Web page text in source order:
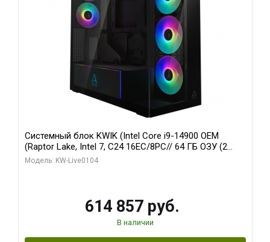
Системный блок KWIK (Intel Core i9-14900 OEM
(Raptor Lake, Intel 7, C24 16EC/8PC// 64 ГБ ОЗУ (2
модуля)/ Afox RTX4090 24GB GDDR6X 384-Bit 3xDP
Модель: KW-Live0104
614 857 руб.
В наличии